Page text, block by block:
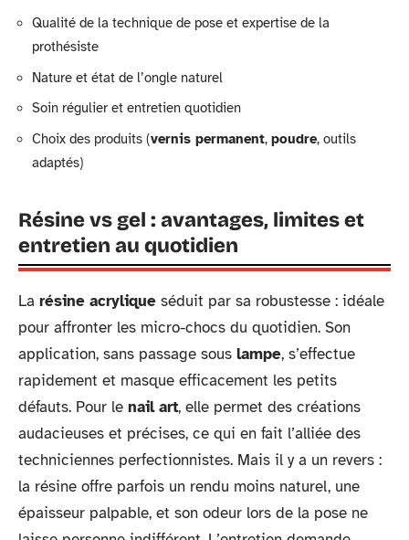
Qualité de la technique de pose et expertise de la
prothésiste
Nature et état de l’ongle naturel
Soin régulier et entretien quotidien
Choix des produits (vernis permanent, poudre, outils
adaptés)
Résine vs gel : avantages, limites et
entretien au quotidien
La résine acrylique séduit par sa robustesse : idéale
pour affronter les micro-chocs du quotidien. Son
application, sans passage sous lampe, s’effectue
rapidement et masque efficacement les petits
défauts. Pour le nail art, elle permet des créations
audacieuses et précises, ce qui en fait l’alliée des
techniciennes perfectionnistes. Mais il y a un revers :
la résine offre parfois un rendu moins naturel, une
épaisseur palpable, et son odeur lors de la pose ne